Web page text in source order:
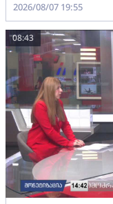
2026/08/07 19:55
08:43